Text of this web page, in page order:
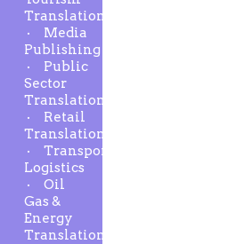
Translation
Media
Publishing
Public
Sector
Translation
Retail
Translation
Transport-
Logistics
Oil
Gas &
Energy
Translation